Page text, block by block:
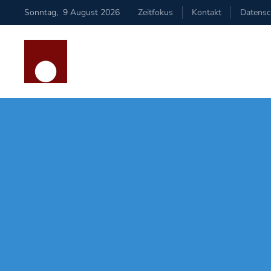
Sonntag, 9 August 2026 Zeitfokus Kontakt